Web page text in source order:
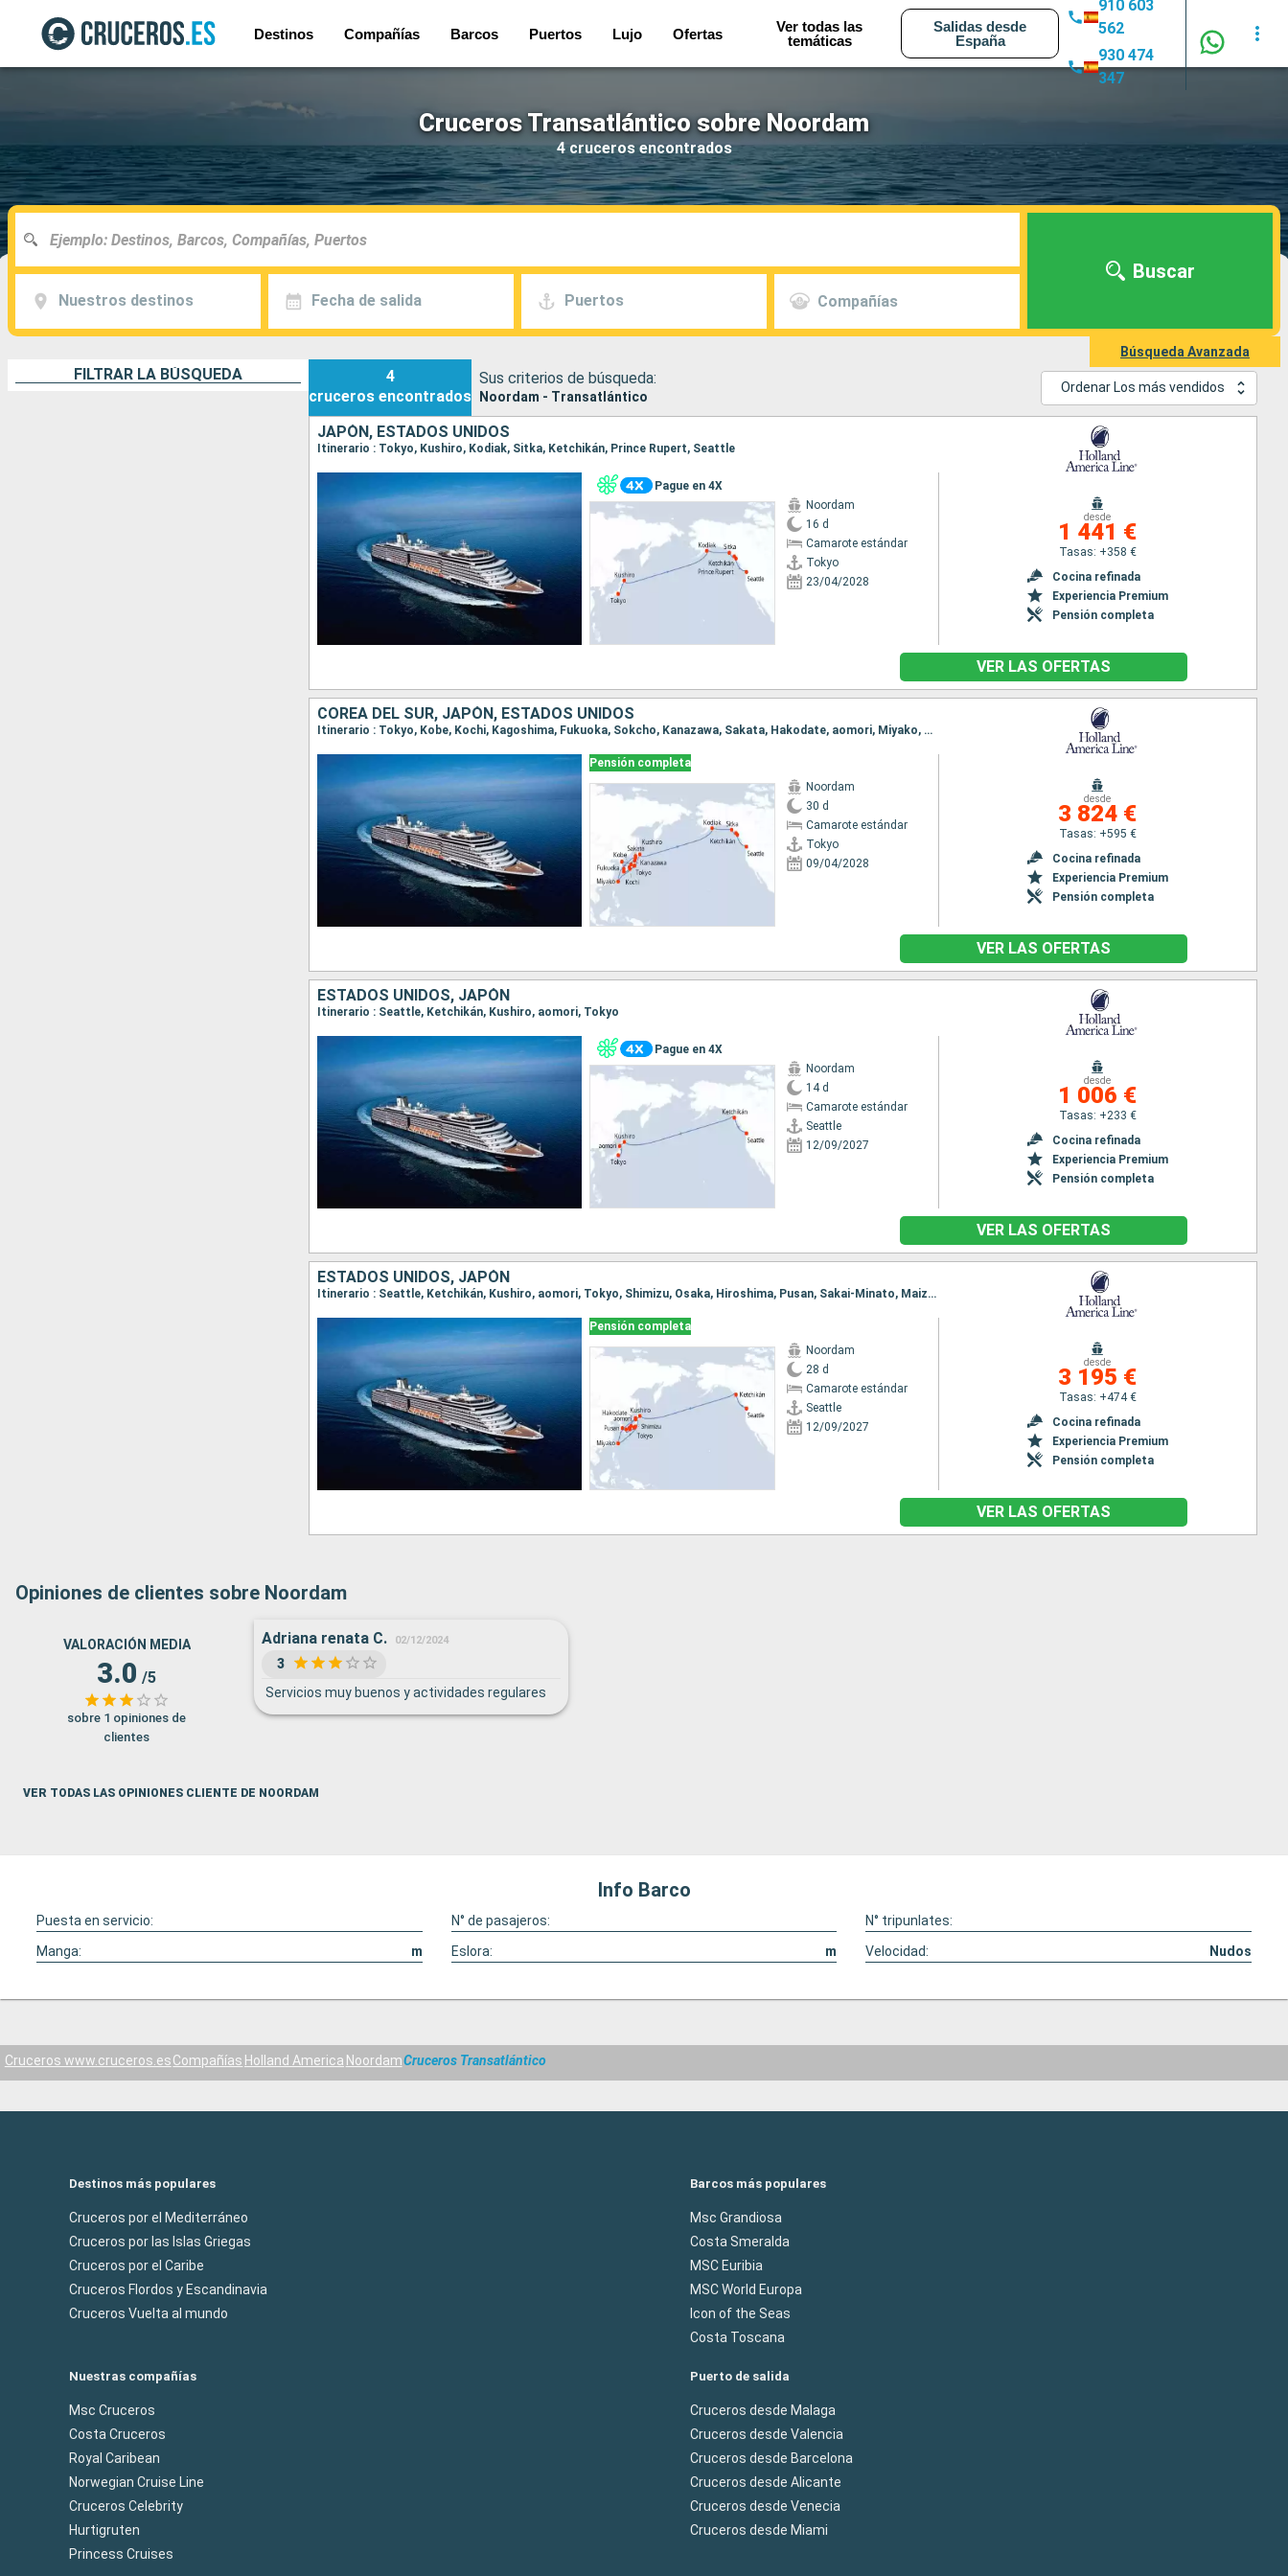
Destinos Compañías Barcos Puertos Lujo Ofertas
Ver todas las
temáticas
Salidas desde
España
910 603
562
930 474
347
Cruceros Transatlántico sobre Noordam
4 cruceros encontrados
Nuestros destinos Fecha de salida Puertos Compañías
Buscar
Búsqueda Avanzada
FILTRAR LA BÚSQUEDA
4
cruceros encontrados
Sus criterios de búsqueda:
Noordam - Transatlántico
Ordenar Los más vendidos
JAPÓN, ESTADOS UNIDOS
Itinerario : Tokyo, Kushiro, Kodiak, Sitka, Ketchikán, Prince Rupert, Seattle
Pague en 4X
Noordam
16 d
Camarote estándar
Tokyo
23/04/2028
desde
1 441 €
Tasas: +358 €
Cocina refinada
Experiencia Premium
Pensión completa
VER LAS OFERTAS
COREA DEL SUR, JAPÓN, ESTADOS UNIDOS
Itinerario : Tokyo, Kobe, Kochi, Kagoshima, Fukuoka, Sokcho, Kanazawa, Sakata, Hakodate, aomori, Miyako, Tokyo, Kushiro, Kodiak, Sitka, Ketchikán, Prince Rupert, Seattle
Pensión completa
Noordam
30 d
Camarote estándar
Tokyo
09/04/2028
desde
3 824 €
Tasas: +595 €
Cocina refinada
Experiencia Premium
Pensión completa
VER LAS OFERTAS
ESTADOS UNIDOS, JAPÓN
Itinerario : Seattle, Ketchikán, Kushiro, aomori, Tokyo
Pague en 4X
Noordam
14 d
Camarote estándar
Seattle
12/09/2027
desde
1 006 €
Tasas: +233 €
Cocina refinada
Experiencia Premium
Pensión completa
VER LAS OFERTAS
ESTADOS UNIDOS, JAPÓN
Itinerario : Seattle, Ketchikán, Kushiro, aomori, Tokyo, Shimizu, Osaka, Hiroshima, Pusan, Sakai-Minato, Maizuru, Kanazawa, Hakodate, Miyako, hittachinaka, Tokyo
Pensión completa
Noordam
28 d
Camarote estándar
Seattle
12/09/2027
desde
3 195 €
Tasas: +474 €
Cocina refinada
Experiencia Premium
Pensión completa
VER LAS OFERTAS
Opiniones de clientes sobre Noordam
VALORACIÓN MEDIA
3.0 /5
sobre 1 opiniones de
clientes
Adriana renata C. 02/12/2024
3
Servicios muy buenos y actividades regulares
VER TODAS LAS OPINIONES CLIENTE DE NOORDAM
Info Barco
Puesta en servicio: N° de pasajeros:
N° tripunlates:
Manga:
m Eslora: m Velocidad: Nudos
Cruceros www.cruceros.esCompañías Holland America NoordamCruceros Transatlántico
Destinos más populares
Cruceros por el Mediterráneo
Cruceros por las Islas Griegas
Cruceros por el Caribe
Cruceros Flordos y Escandinavia
Cruceros Vuelta al mundo
Barcos más populares
Msc Grandiosa
Costa Smeralda
MSC Euribia
MSC World Europa
Icon of the Seas
Costa Toscana
Nuestras compañías
Msc Cruceros
Costa Cruceros
Royal Caribean
Norwegian Cruise Line
Cruceros Celebrity
Hurtigruten
Princess Cruises
Puerto de salida
Cruceros desde Malaga
Cruceros desde Valencia
Cruceros desde Barcelona
Cruceros desde Alicante
Cruceros desde Venecia
Cruceros desde Miami